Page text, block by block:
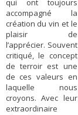
qui ont toujours
accompagné la
création du vin et le
plaisir de
l’apprécier. Souvent
critiqué, le concept
de terroir est une
de ces valeurs en
laquelle nous
croyons. Avec leur
extraordinaire